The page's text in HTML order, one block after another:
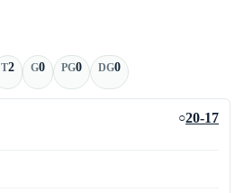
T2 G0 PG0 DG0
○20-17